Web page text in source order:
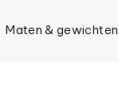
Maten & gewichten